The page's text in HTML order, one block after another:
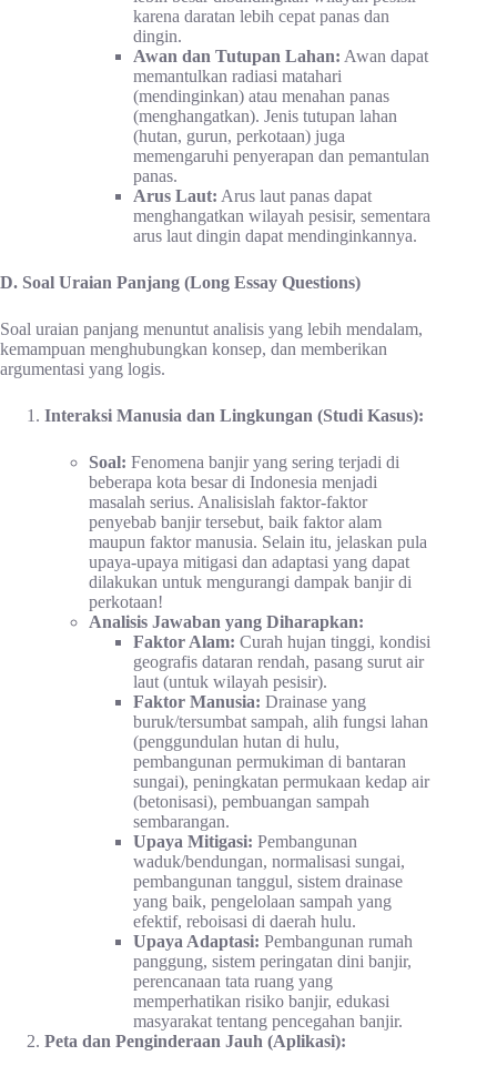
karena daratan lebih cepat panas dan
dingin.
Awan dan Tutupan Lahan: Awan dapat
memantulkan radiasi matahari
(mendinginkan) atau menahan panas
(menghangatkan). Jenis tutupan lahan
(hutan, gurun, perkotaan) juga
memengaruhi penyerapan dan pemantulan
panas.
Arus Laut: Arus laut panas dapat
menghangatkan wilayah pesisir, sementara
arus laut dingin dapat mendinginkannya.
D. Soal Uraian Panjang (Long Essay Questions)
Soal uraian panjang menuntut analisis yang lebih mendalam,
kemampuan menghubungkan konsep, dan memberikan
argumentasi yang logis.
Interaksi Manusia dan Lingkungan (Studi Kasus):
Soal: Fenomena banjir yang sering terjadi di
beberapa kota besar di Indonesia menjadi
masalah serius. Analisislah faktor-faktor
penyebab banjir tersebut, baik faktor alam
maupun faktor manusia. Selain itu, jelaskan pula
upaya-upaya mitigasi dan adaptasi yang dapat
dilakukan untuk mengurangi dampak banjir di
perkotaan!
Analisis Jawaban yang Diharapkan:
Faktor Alam: Curah hujan tinggi, kondisi
geografis dataran rendah, pasang surut air
laut (untuk wilayah pesisir).
Faktor Manusia: Drainase yang
buruk/tersumbat sampah, alih fungsi lahan
(penggundulan hutan di hulu,
pembangunan permukiman di bantaran
sungai), peningkatan permukaan kedap air
(betonisasi), pembuangan sampah
sembarangan.
Upaya Mitigasi: Pembangunan
waduk/bendungan, normalisasi sungai,
pembangunan tanggul, sistem drainase
yang baik, pengelolaan sampah yang
efektif, reboisasi di daerah hulu.
Upaya Adaptasi: Pembangunan rumah
panggung, sistem peringatan dini banjir,
perencanaan tata ruang yang
memperhatikan risiko banjir, edukasi
masyarakat tentang pencegahan banjir.
Peta dan Penginderaan Jauh (Aplikasi):